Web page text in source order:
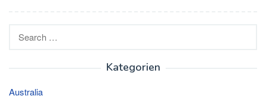
Kategorien
Australia